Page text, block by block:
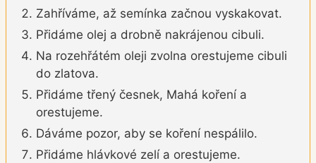
Zahříváme, až semínka začnou vyskakovat.
Přidáme olej a drobně nakrájenou cibuli.
Na rozehřátém oleji zvolna orestujeme cibuli
do zlatova.
Přidáme třený česnek, Mahá koření a
orestujeme.
Dáváme pozor, aby se koření nespálilo.
Přidáme hlávkové zelí a orestujeme.